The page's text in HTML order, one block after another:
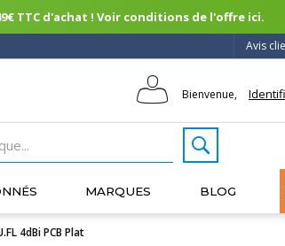
TTC d'achat ! Voir conditions de l'offre ici.
Avis
Bienvenue,
MARQUES BLOG
4dBi PCB Plat